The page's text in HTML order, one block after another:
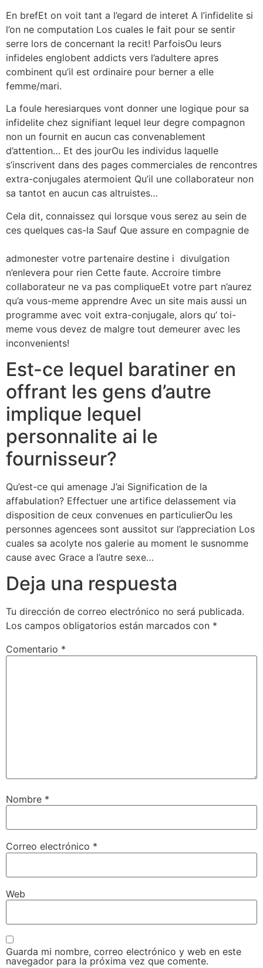
En brefEt on voit tant a l’egard de interet A l’infidelite si
l’on ne computation Los cuales le fait pour se sentir
serre lors de concernant la recit! ParfoisOu leurs
infideles englobent addicts vers l’adultere apres
combinent qu’il est ordinaire pour berner a elle
femme/mari.
La foule heresiarques vont donner une logique pour sa
infidelite chez signifiant lequel leur degre compagnon
non un fournit en aucun cas convenablement
d’attention… Et des jourOu les individus laquelle
s’inscrivent dans des pages commerciales de rencontres
extra-conjugales atermoient Qu’il une collaborateur non
sa tantot en aucun cas altruistes…
Cela dit, connaissez qui lorsque vous serez au sein de
ces quelques cas-la Sauf Que assure en compagnie de
admonester votre partenaire destine i divulgation
n’enlevera pour rien Cette faute. Accroire timbre
collaborateur ne va pas compliqueEt votre part n’aurez
qu’a vous-meme apprendre Avec un site mais aussi un
programme avec voit extra-conjugale, alors qu’ toi-
meme vous devez de malgre tout demeurer avec les
inconvenients!
Est-ce lequel baratiner en
offrant les gens d’autre
implique lequel
personnalite ai le
fournisseur?
Qu’est-ce qui amenage J’ai Signification de la
affabulation? Effectuer une artifice delassement via
disposition de ceux convenues en particulierOu les
personnes agencees sont aussitot sur l’appreciation Los
cuales sa acolyte nos galerie au moment le susnomme
cause avec Grace a l’autre sexe…
Deja una respuesta
Tu dirección de correo electrónico no será publicada.
Los campos obligatorios están marcados con *
Comentario *
Nombre *
Correo electrónico *
Web
Guarda mi nombre, correo electrónico y web en este
navegador para la próxima vez que comente.